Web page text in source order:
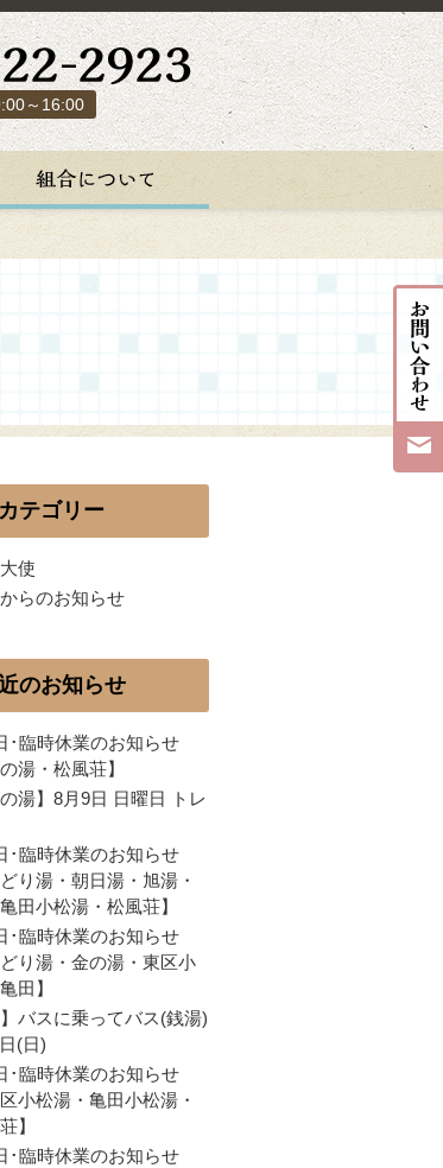
～16:00
カテゴリー
使
らのお知らせ
のお知らせ
･臨時休業のお知らせ
湯・松風荘】
の湯】8月9日 日曜日 トレ
･臨時休業のお知らせ
り湯・朝日湯・旭湯・
田小松湯・松風荘】
･臨時休業のお知らせ
どり湯・金の湯・東区小
田】
】バスに乗ってバス(銭湯)
(日)
･臨時休業のお知らせ
小松湯・亀田小松湯・
】
･臨時休業のお知らせ